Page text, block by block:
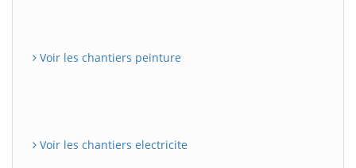
Voir les chantiers peinture
Voir les chantiers electricite